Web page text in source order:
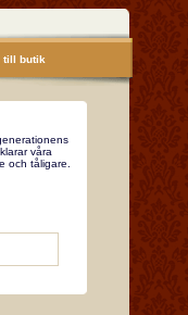
till butik
våra
och tåligare.